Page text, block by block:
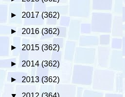
► 2017 (362)
► 2016 (362)
► 2015 (362)
► 2014 (362)
► 2013 (362)